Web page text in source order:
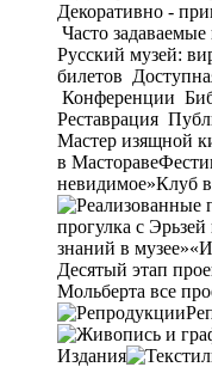
Декоративно -
Часто
Русский музей:
билетов
Конференции
Реставрация
Мастер изящной
в Мастораве
невидимое»Клуб
прогулка с
знаний в музее»
Десятый этап
Мольберта все
Издания